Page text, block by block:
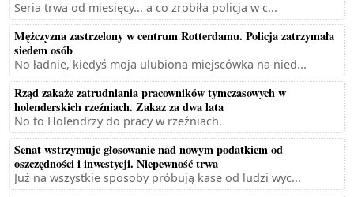
Seria trwa od miesięcy... a co zrobiła policja w c...
Mężczyzna zastrzelony w centrum Rotterdamu. Policja zatrzymała
siedem osób
No ładnie, kiedyś moja ulubiona miejscówka na nied...
Rząd zakaże zatrudniania pracowników tymczasowych w
holenderskich rzeźniach. Zakaz za dwa lata
No to Holendrzy do pracy w rzeźniach.
Senat wstrzymuje głosowanie nad nowym podatkiem od
oszczędności i inwestycji. Niepewność trwa
Już na wszystkie sposoby próbują kase od ludzi wyc...